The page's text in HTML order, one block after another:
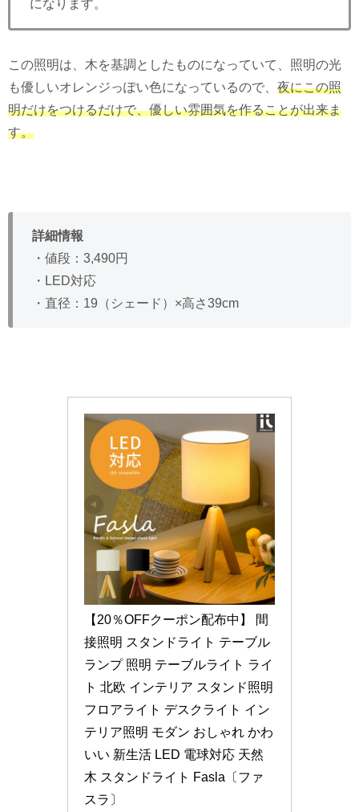
になります。
この照明は、木を基調としたものになっていて、照明の光
も優しいオレンジっぽい色になっているので、 夜にこの照
明だけをつけるだけで、優しい雰囲気を作ることが出来ま
す。
詳細情報
・値段：3,490円
・LED対応
・直径：19（シェード）×高さ39cm
【20％OFFクーポン配布中】 間
接照明 スタンドライト テーブル
ランプ 照明 テーブルライト ライ
ト 北欧 インテリア スタンド照明
フロアライト デスクライト イン
テリア照明 モダン おしゃれ かわ
いい 新生活 LED 電球対応 天然
木 スタンドライト Fasla〔ファ
スラ〕